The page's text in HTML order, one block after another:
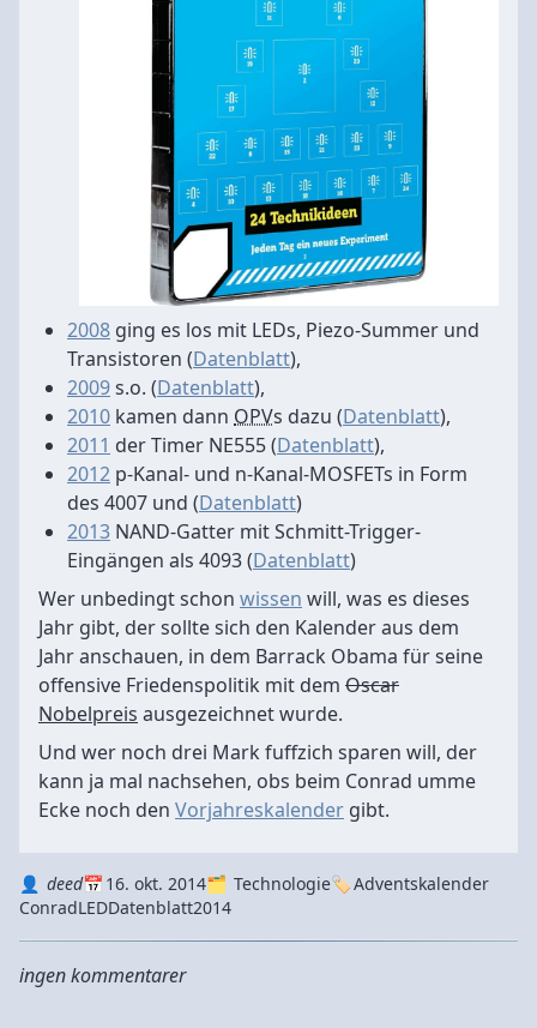
2008 ging es los mit LEDs, Piezo-Summer und
Transistoren (Datenblatt),
2009s.o. (Datenblatt),
2010 kamen dann OPVs dazu (Datenblatt),
2011 der Timer NE555 (Datenblatt),
2012 p-Kanal- und n-Kanal-MOSFETs in Form
des 4007 und (Datenblatt)
2013 NAND-Gatter mit Schmitt-Trigger-
Eingängen als 4093 (Datenblatt)
Wer unbedingt schon wissen will, was es dieses
Jahr gibt, der sollte sich den Kalender aus dem
Jahr anschauen, in dem Barrack Obama für seine
offensive Friedenspolitik mit dem Oscar
Nobelpreis ausgezeichnet wurde.
Und wer noch drei Mark fuffzich sparen will, der
kann ja mal nachsehen, obs beim Conrad umme
Ecke noch den Vorjahreskalender gibt.
Autordeed
Datum 16. okt. 2014
Kategorie Technologie Tags
Adventskalender
ConradLEDDatenblatt2014
ingen kommentarer